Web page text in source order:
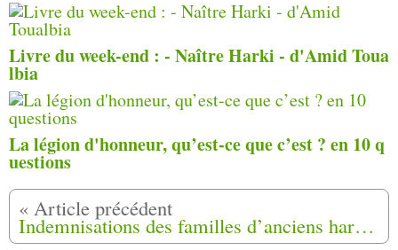
Livre du week-end : - Naître Harki - d'Amid Toua
lbia
La légion d'honneur, qu’est-ce que c’est ? en 10 q
uestions
Indemnisations des familles d’anciens harkis : le tribunal administratif de Melun juge les recours contestant le montant de l’indemnisation accordée par l’État